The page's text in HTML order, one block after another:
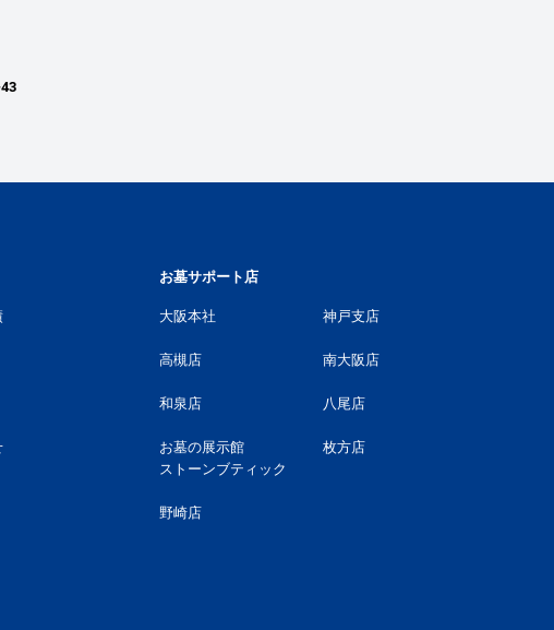
お墓サポート店
大阪本社 神戸支店
高槻店 南大阪店
和泉店 八尾店
お墓の展示館
ストーンブティック
枚方店
野崎店